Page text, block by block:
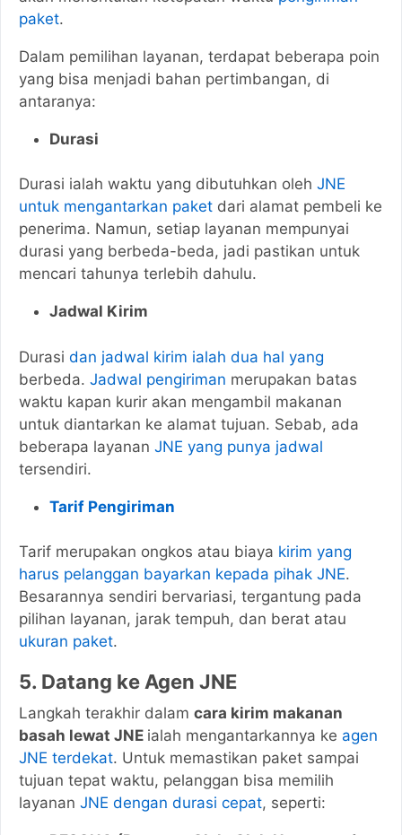
paket.
Dalam pemilihan layanan, terdapat beberapa poin
yang bisa menjadi bahan pertimbangan, di
antaranya:
Durasi
Durasi ialah waktu yang dibutuhkan oleh JNE
untuk mengantarkan paket dari alamat pembeli ke
penerima. Namun, setiap layanan mempunyai
durasi yang berbeda-beda, jadi pastikan untuk
mencari tahunya terlebih dahulu.
Jadwal Kirim
Durasi dan jadwal kirim ialah dua hal yang
berbeda. Jadwal pengiriman merupakan batas
waktu kapan kurir akan mengambil makanan
untuk diantarkan ke alamat tujuan. Sebab, ada
beberapa layanan JNE yang punya jadwal
tersendiri.
Tarif Pengiriman
Tarif merupakan ongkos atau biaya kirim yang
harus pelanggan bayarkan kepada pihak JNE.
Besarannya sendiri bervariasi, tergantung pada
pilihan layanan, jarak tempuh, dan berat atau
ukuran paket.
5. Datang ke Agen JNE
Langkah terakhir dalam cara kirim makanan
basah lewat JNE ialah mengantarkannya ke agen
JNE terdekat. Untuk memastikan paket sampai
tujuan tepat waktu, pelanggan bisa memilih
layanan JNE dengan durasi cepat, seperti: